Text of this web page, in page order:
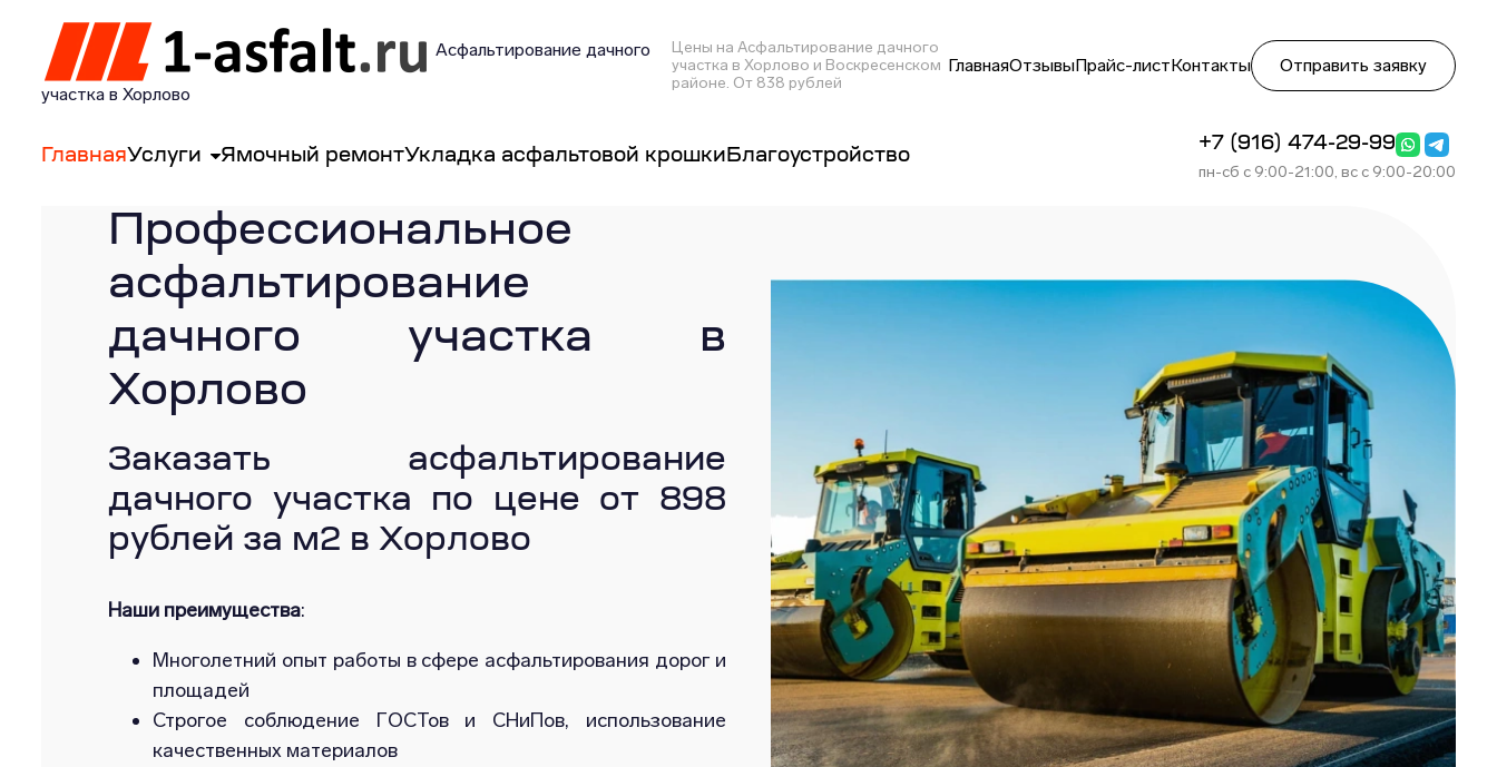
Асфальтирование дачного
участка в Хорлово
Цены на Асфальтирование дачного
участка в Хорлово и Воскресенском
районе. От 838 рублей
ГлавнаяОтзывыПрайс-листКонтакты Отправить заявку
ГлавнаяУслуги Ямочный ремонтУкладка асфальтовой крошки Благоустройство
+7 (916) 474-29-99
пн-сб с 9:00-21:00, вс с 9:00-20:00
Профессиональное
асфальтирование
дачного участка в
Хорлово
Заказать асфальтирование
дачного участка по цене от 898
рублей за м2 в Хорлово
Наши преимущества:
Многолетний опыт работы в сфере асфальтирования дорог и
площадей
Строгое соблюдение ГОСТов и СНиПов, использование
качественных материалов